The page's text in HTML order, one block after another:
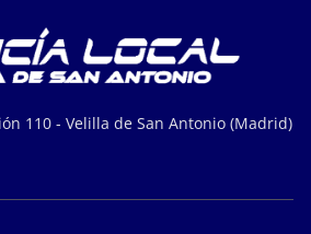
110 - Velilla de San Antonio (Madrid)